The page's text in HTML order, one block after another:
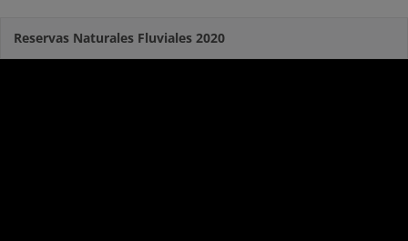
Reservas Naturales Fluviales 2020